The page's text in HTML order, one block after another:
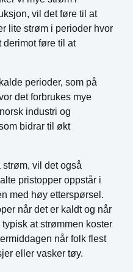
vil det føre til at
lite strøm i perioder hvor
derimot føre til at
perioder, som på
det forbrukes mye
industri og
bidrar til økt
vil det også
pristopper oppstår i
med høy etterspørsel.
når det er kaldt og når
at strømmen koster
når folk flest
eller vasker tøy.